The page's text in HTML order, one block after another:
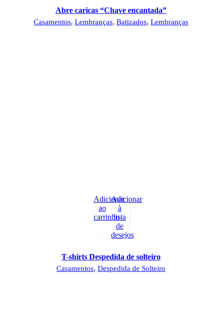
Abre caricas “Chave encantada”
Casamentos, Lembranças, Batizados, Lembranças
Adicionar
ao
carrinho
Adicionar
à
lista
de
desejos
T-shirts Despedida de solteiro
Casamentos, Despedida de Solteiro